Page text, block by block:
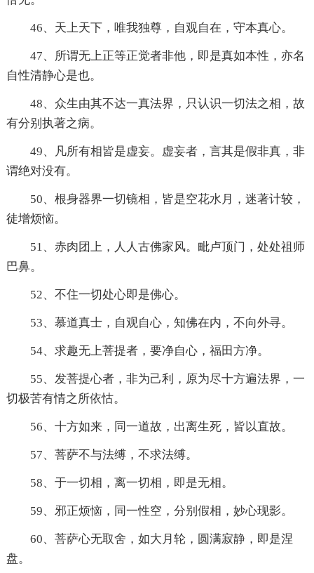
46、天上天下，唯我独尊，自观自在，守本真心。
47、所谓无上正等正觉者非他，即是真如本性，亦名
自性清静心是也。
48、众生由其不达一真法界，只认识一切法之相，故
有分别执著之病。
49、凡所有相皆是虚妄。虚妄者，言其是假非真，非
谓绝对没有。
50、根身器界一切镜相，皆是空花水月，迷著计较，
徒增烦恼。
51、赤肉团上，人人古佛家风。毗卢顶门，处处祖师
巴鼻。
52、不住一切处心即是佛心。
53、慕道真士，自观自心，知佛在内，不向外寻。
54、求趣无上菩提者，要净自心，福田方净。
55、发菩提心者，非为己利，原为尽十方遍法界，一
切极苦有情之所依怙。
56、十方如来，同一道故，出离生死，皆以直故。
57、菩萨不与法缚，不求法缚。
58、于一切相，离一切相，即是无相。
59、邪正烦恼，同一性空，分别假相，妙心现影。
60、菩萨心无取舍，如大月轮，圆满寂静，即是涅
盘。